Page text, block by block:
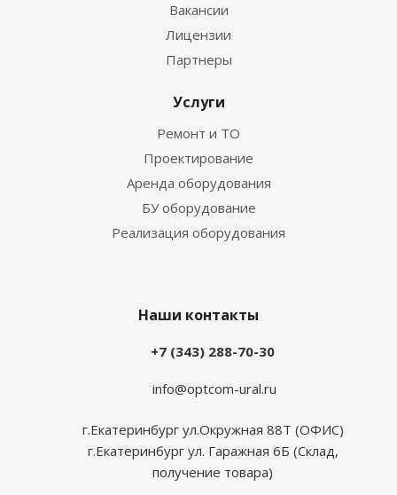
Вакансии
Лицензии
Партнеры
Услуги
Ремонт и ТО
Проектирование
Аренда оборудования
БУ оборудование
Реализация оборудования
Наши контакты
+7 (343) 288-70-30
info@optcom-ural.ru
г.Екатеринбург ул.Окружная 88Т (ОФИС)
г.Екатеринбург ул. Гаражная 6Б (Склад,
получение товара)